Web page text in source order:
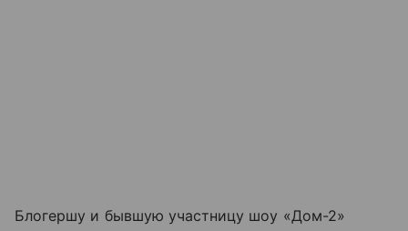
Блогершу и бывшую участницу шоу «Дом-2»